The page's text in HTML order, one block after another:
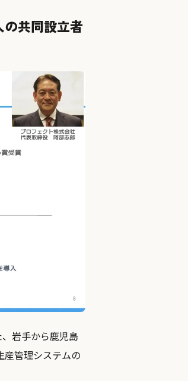
の共同設立者
岩手から鹿児島
産管理システムの